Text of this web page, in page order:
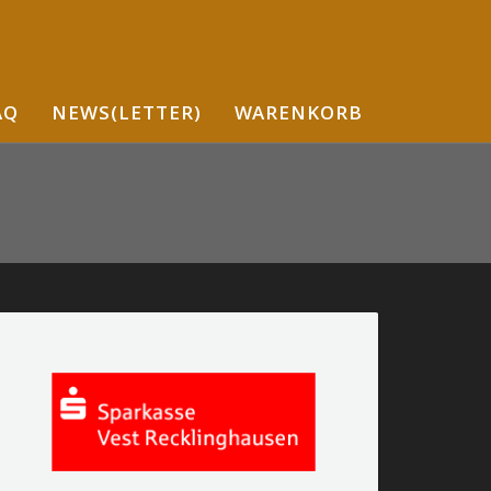
NEWS(LETTER) WARENKORB